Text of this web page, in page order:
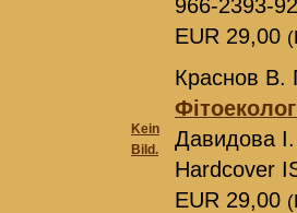
966-2393-
EUR 29,00
Kein
Bild.
Краснов
Давидова
Hardcover
EUR 29,00